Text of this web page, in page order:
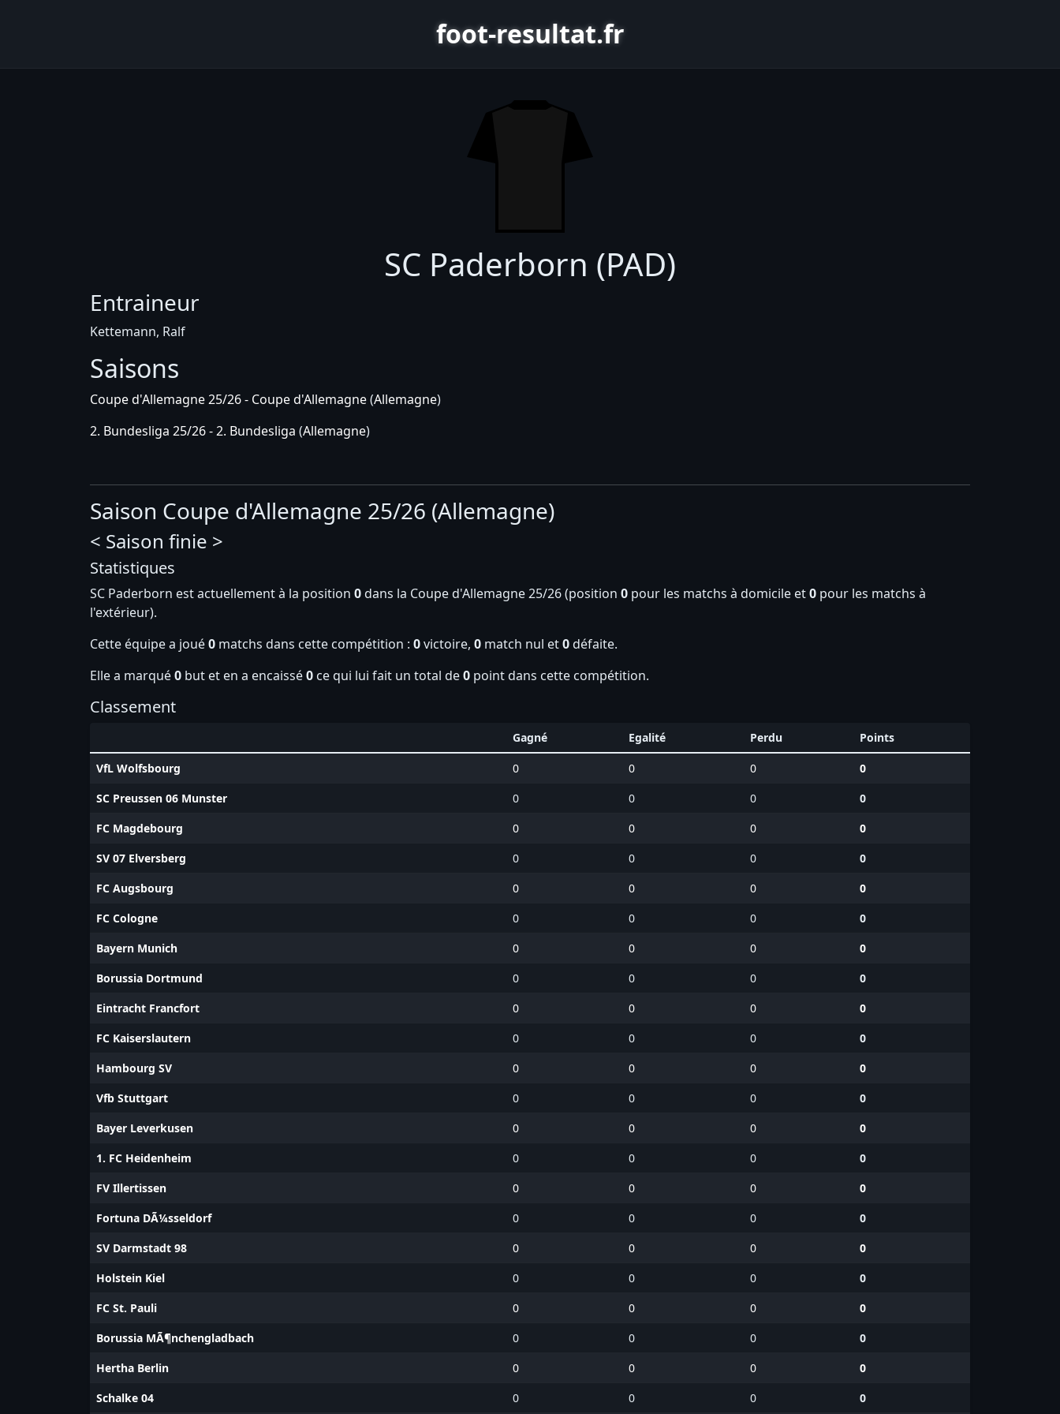
foot-resultat.fr
SC Paderborn (PAD)
Entraineur
Kettemann, Ralf
Saisons
Coupe d'Allemagne 25/26 - Coupe d'Allemagne(Allemagne)
2. Bundesliga 25/26 - 2. Bundesliga (Allemagne)
Saison Coupe d'Allemagne 25/26 (Allemagne)
< Saison finie >
Statistiques
SC Paderborn est actuellement à la position 0dans la Coupe d'Allemagne 25/26 (position 0 pour les matchs à domicile et0 pour les matchs à
l'extérieur).
Cette équipe a joué0 matchs dans cette compétition : 0victoire, 0 match nul et0défaite.
Elle a marqué0 but et en a encaissé0 ce qui lui fait un total de0 point dans cette compétition.
Classement
Gagné Egalité Perdu Points
VfL Wolfsbourg 0 0 0
0
SC Preussen 06 Munster
0 0 0
0
FC Magdebourg
0 0 0
0
SV 07 Elversberg
0 0 0
0
FC Augsbourg
0 0 0
0
FC Cologne
0 0 0
0
Bayern Munich
0 0 0
0
Borussia Dortmund
0 0 0
0
Eintracht Francfort
0 0 0
0
FC Kaiserslautern
0 0 0
0
Hambourg SV
0 0 0
0
Vfb Stuttgart
0 0 0
0
Bayer Leverkusen
0 0 0
0
1. FC Heidenheim
0 0 0
0
FV Illertissen
0 0 0
0
Fortuna DÃ¼sseldorf
0 0 0
0
SV Darmstadt 98
0 0 0
0
Holstein Kiel
0 0 0
0
FC St. Pauli
0 0 0
0
Borussia MÃ¶nchengladbach
0 0 0
0
Hertha Berlin
0 0 0
0
Schalke 04
0 0 0
0